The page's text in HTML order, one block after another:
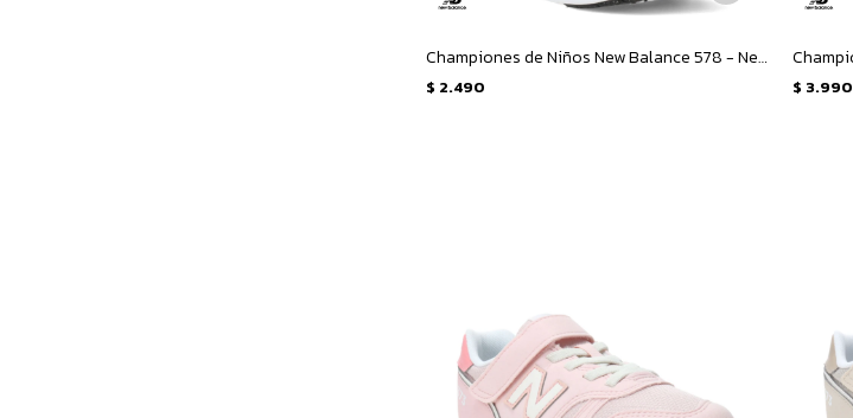
Championes de Niños New Balance 578 - Negro - Blanco
$ 2.490 $ 3.990